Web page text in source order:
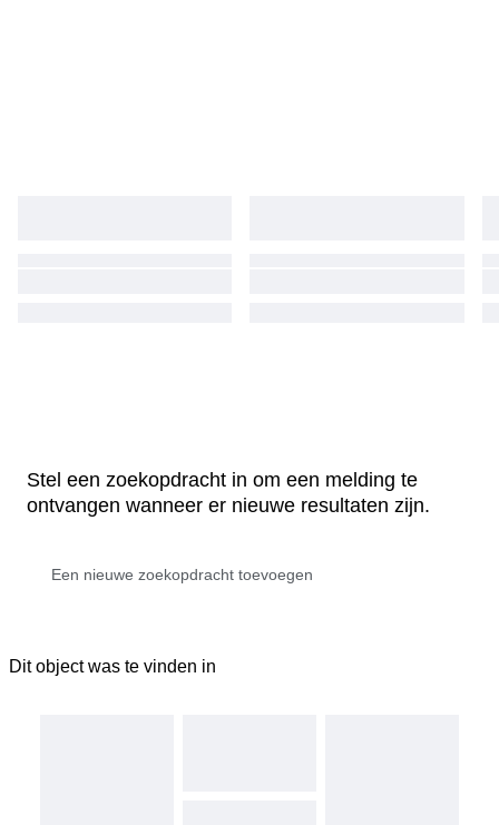
Stel een zoekopdracht in om een melding te
ontvangen wanneer er nieuwe resultaten zijn.
Dit object was te vinden in